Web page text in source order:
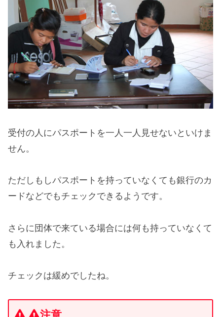
受付の人にパスポートを一人一人見せないといけま
せん。
ただしもしパスポートを持っていなくても銀行のカ
ードなどでもチェックできるようです。
さらに団体で来ている場合には何も持っていなくて
も入れました。
チェックは緩めでしたね。